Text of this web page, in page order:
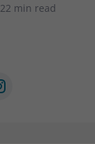
22 min read